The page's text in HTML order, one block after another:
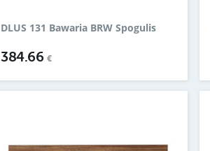
DLUS 131 Bawaria BRW Spogulis
384.66€